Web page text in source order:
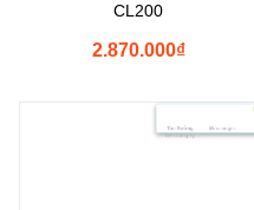
Tìm Đường
Đến Công Ty
Messenger
CL200
₫
2.870.000